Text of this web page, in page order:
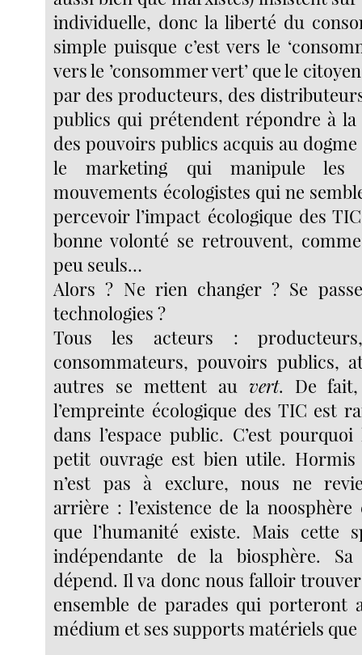
individuelle, donc la liberté du
simple puisque c’est vers le
vers le ’consommer vert’ que le
par des producteurs, des
publics qui prétendent répondre à la
des pouvoirs publics acquis au
le marketing qui manipule
mouvements écologistes qui ne
percevoir l’impact écologique des
bonne volonté se retrouvent,
peu seuls…
Alors ? Ne rien changer ? Se
technologies ?
Tous les acteurs :
consommateurs, pouvoirs publics,
autres se mettent au vert. De
l’empreinte écologique des TIC est
dans l’espace public. C’est
petit ouvrage est bien utile. Hormis
n’est pas à exclure, nous ne
arrière : l’existence de la
que l’humanité existe. Mais cette
indépendante de la biosphère. Sa
dépend. Il va donc nous falloir
ensemble de parades qui porteront
médium et ses supports matériels que